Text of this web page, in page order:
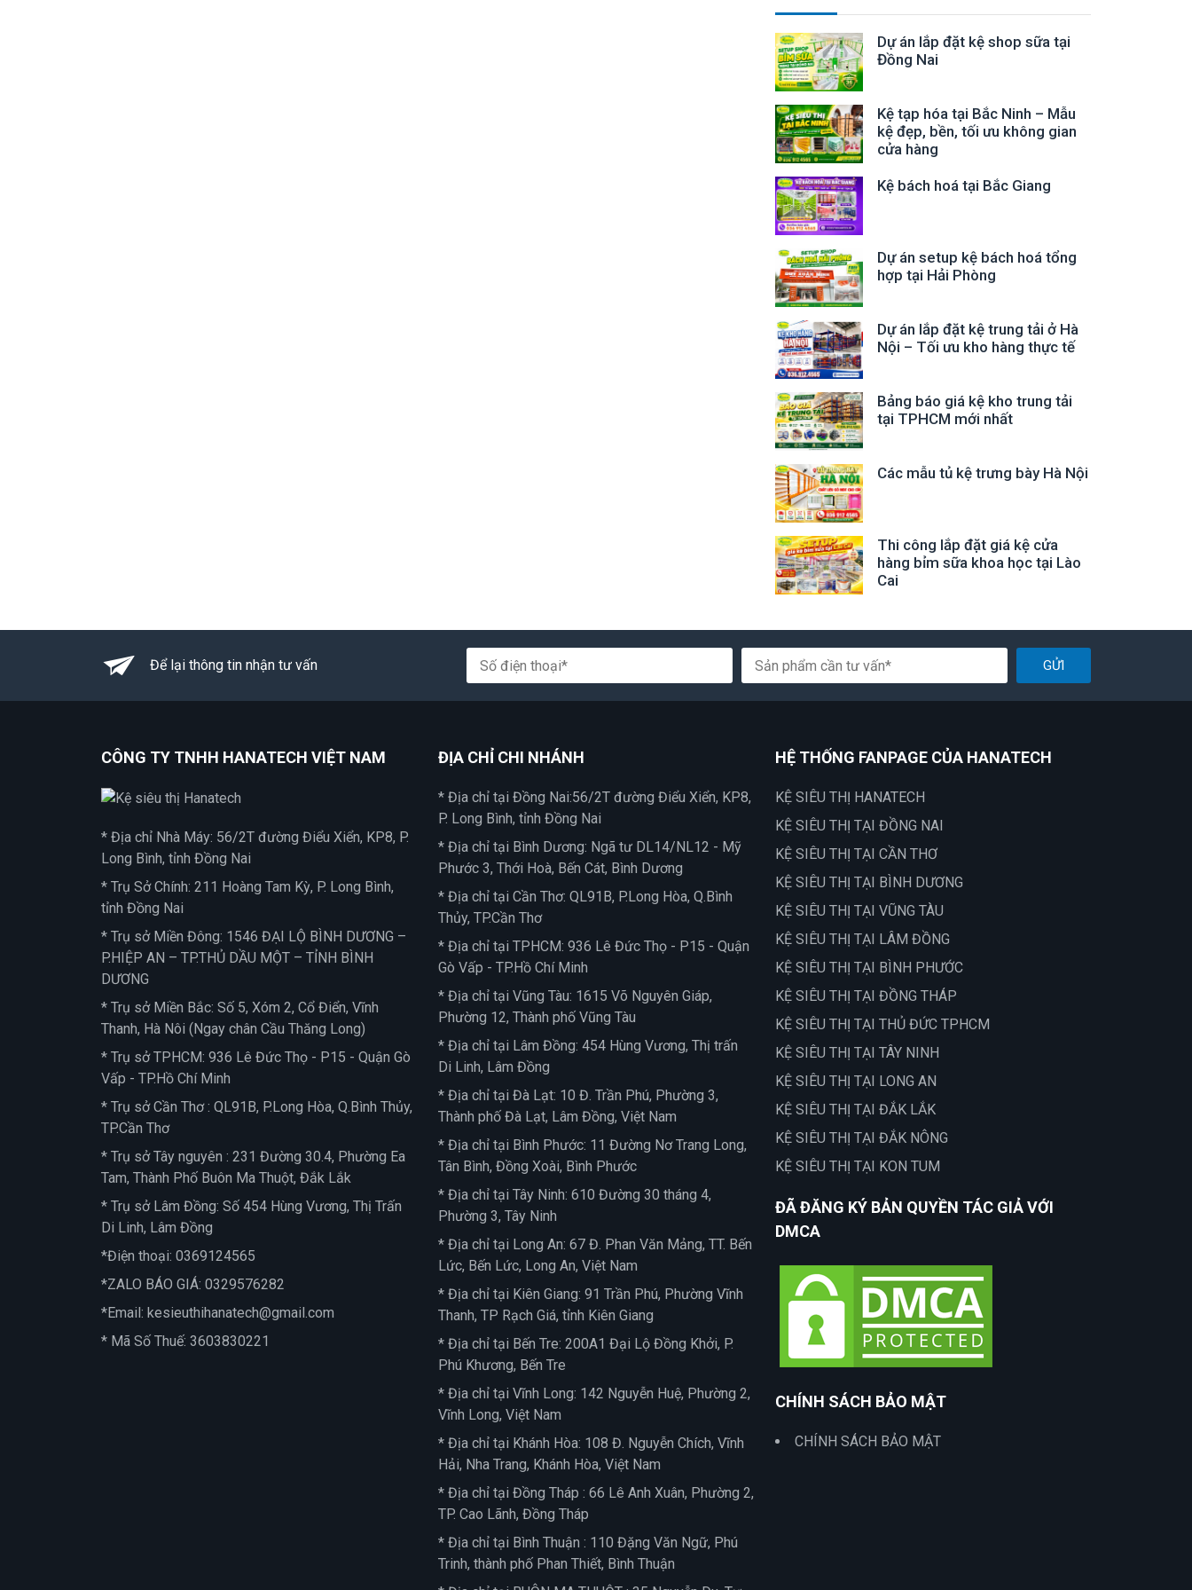
Dự án lắp đặt kệ shop sữa tại
Đồng Nai
Kệ tạp hóa tại Bắc Ninh – Mẫu
kệ đẹp, bền, tối ưu không gian
cửa hàng
Kệ bách hoá tại Bắc Giang
Dự án setup kệ bách hoá tổng
hợp tại Hải Phòng
Dự án lắp đặt kệ trung tải ở Hà
Nội – Tối ưu kho hàng thực tế
Bảng báo giá kệ kho trung tải
tại TPHCM mới nhất
Các mẫu tủ kệ trưng bày Hà Nội
Thi công lắp đặt giá kệ cửa
hàng bỉm sữa khoa học tại Lào
Cai
Để lại thông tin nhận tư vấn GỬI
CÔNG TY TNHH HANATECH VIỆT NAM
* Địa chỉ Nhà Máy: 56/2T đường Điểu Xiển, KP8, P.
Long Bình, tỉnh Đồng Nai
* Trụ Sở Chính: 211 Hoàng Tam Kỳ, P. Long Bình,
tỉnh Đồng Nai
* Trụ sở Miền Đông: 1546 ĐẠI LỘ BÌNH DƯƠNG –
P.HIỆP AN – TP.THỦ DẦU MỘT – TỈNH BÌNH
DƯƠNG
* Trụ sở Miền Bắc: Số 5, Xóm 2, Cổ Điển, Vĩnh
Thanh, Hà Nôi (Ngay chân Cầu Thăng Long)
* Trụ sở TPHCM: 936 Lê Đức Thọ - P15 - Quận Gò
Vấp - TP.Hồ Chí Minh
* Trụ sở Cần Thơ : QL91B, P.Long Hòa, Q.Bình Thủy,
TP.Cần Thơ
* Trụ sở Tây nguyên : 231 Đường 30.4, Phường Ea
Tam, Thành Phố Buôn Ma Thuột, Đắk Lắk
* Trụ sở Lâm Đồng: Số 454 Hùng Vương, Thị Trấn
Di Linh, Lâm Đồng
*Điện thoại: 0369124565
*ZALO BÁO GIÁ: 0329576282
*Email: kesieuthihanatech@gmail.com
* Mã Số Thuế: 3603830221
ĐỊA CHỈ CHI NHÁNH
* Địa chỉ tại Đồng Nai:56/2T đường Điểu Xiển, KP8,
P. Long Bình, tỉnh Đồng Nai
* Địa chỉ tại Bình Dương: Ngã tư DL14/NL12 - Mỹ
Phước 3, Thới Hoà, Bến Cát, Bình Dương
* Địa chỉ tại Cần Thơ: QL91B, P.Long Hòa, Q.Bình
Thủy, TP.Cần Thơ
* Địa chỉ tại TPHCM: 936 Lê Đức Thọ - P15 - Quận
Gò Vấp - TP.Hồ Chí Minh
* Địa chỉ tại Vũng Tàu: 1615 Võ Nguyên Giáp,
Phường 12, Thành phố Vũng Tàu
* Địa chỉ tại Lâm Đồng: 454 Hùng Vương, Thị trấn
Di Linh, Lâm Đồng
* Địa chỉ tại Đà Lạt: 10 Đ. Trần Phú, Phường 3,
Thành phố Đà Lạt, Lâm Đồng, Việt Nam
* Địa chỉ tại Bình Phước: 11 Đường Nơ Trang Long,
Tân Bình, Đồng Xoài, Bình Phước
* Địa chỉ tại Tây Ninh: 610 Đường 30 tháng 4,
Phường 3, Tây Ninh
* Địa chỉ tại Long An: 67 Đ. Phan Văn Mảng, TT. Bến
Lức, Bến Lức, Long An, Việt Nam
* Địa chỉ tại Kiên Giang: 91 Trần Phú, Phường Vĩnh
Thanh, TP Rạch Giá, tỉnh Kiên Giang
* Địa chỉ tại Bến Tre: 200A1 Đại Lộ Đồng Khởi, P.
Phú Khương, Bến Tre
* Địa chỉ tại Vĩnh Long: 142 Nguyễn Huệ, Phường 2,
Vĩnh Long, Việt Nam
* Địa chỉ tại Khánh Hòa: 108 Đ. Nguyễn Chích, Vĩnh
Hải, Nha Trang, Khánh Hòa, Việt Nam
* Địa chỉ tại Đồng Tháp : 66 Lê Anh Xuân, Phường 2,
TP. Cao Lãnh, Đồng Tháp
* Địa chỉ tại Bình Thuận : 110 Đặng Văn Ngữ, Phú
Trinh, thành phố Phan Thiết, Bình Thuận
HỆ THỐNG FANPAGE CỦA HANATECH
KỆ SIÊU THỊ HANATECH
KỆ SIÊU THỊ TẠI ĐỒNG NAI
KỆ SIÊU THỊ TẠI CẦN THƠ
KỆ SIÊU THỊ TẠI BÌNH DƯƠNG
KỆ SIÊU THỊ TẠI VŨNG TÀU
KỆ SIÊU THỊ TẠI LÂM ĐỒNG
KỆ SIÊU THỊ TẠI BÌNH PHƯỚC
KỆ SIÊU THỊ TẠI ĐỒNG THÁP
KỆ SIÊU THỊ TẠI THỦ ĐỨC TPHCM
KỆ SIÊU THỊ TẠI TÂY NINH
KỆ SIÊU THỊ TẠI LONG AN
KỆ SIÊU THỊ TẠI ĐẮK LẮK
KỆ SIÊU THỊ TẠI ĐẮK NÔNG
KỆ SIÊU THỊ TẠI KON TUM
ĐÃ ĐĂNG KÝ BẢN QUYỀN TÁC GIẢ VỚI
DMCA
CHÍNH SÁCH BẢO MẬT
CHÍNH SÁCH BẢO MẬT